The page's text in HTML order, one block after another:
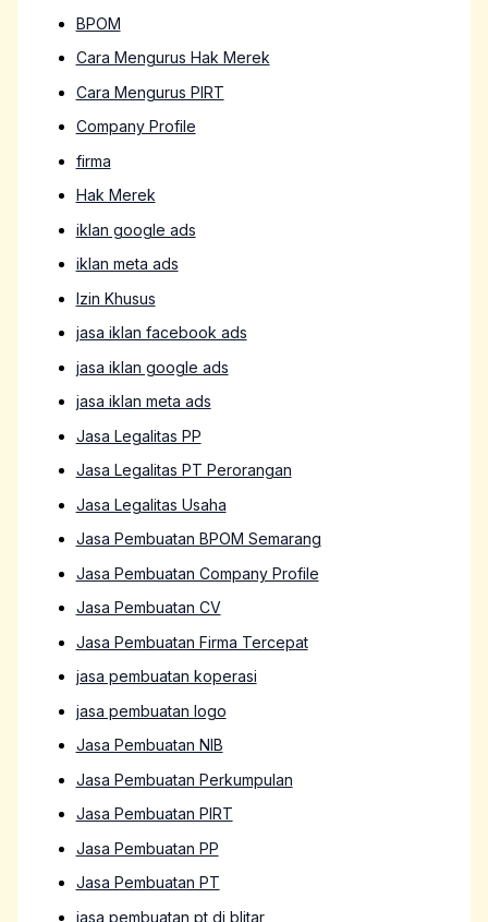
BPOM
Cara Mengurus Hak Merek
Cara Mengurus PIRT
Company Profile
firma
Hak Merek
iklan google ads
iklan meta ads
Izin Khusus
jasa iklan facebook ads
jasa iklan google ads
jasa iklan meta ads
Jasa Legalitas PP
Jasa Legalitas PT Perorangan
Jasa Legalitas Usaha
Jasa Pembuatan BPOM Semarang
Jasa Pembuatan Company Profile
Jasa Pembuatan CV
Jasa Pembuatan Firma Tercepat
jasa pembuatan koperasi
jasa pembuatan logo
Jasa Pembuatan NIB
Jasa Pembuatan Perkumpulan
Jasa Pembuatan PIRT
Jasa Pembuatan PP
Jasa Pembuatan PT
jasa pembuatan pt di blitar